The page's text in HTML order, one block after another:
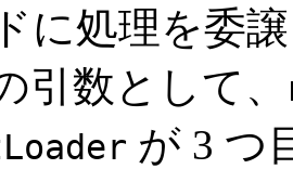
に処理を委
引数として、
が 3 つ